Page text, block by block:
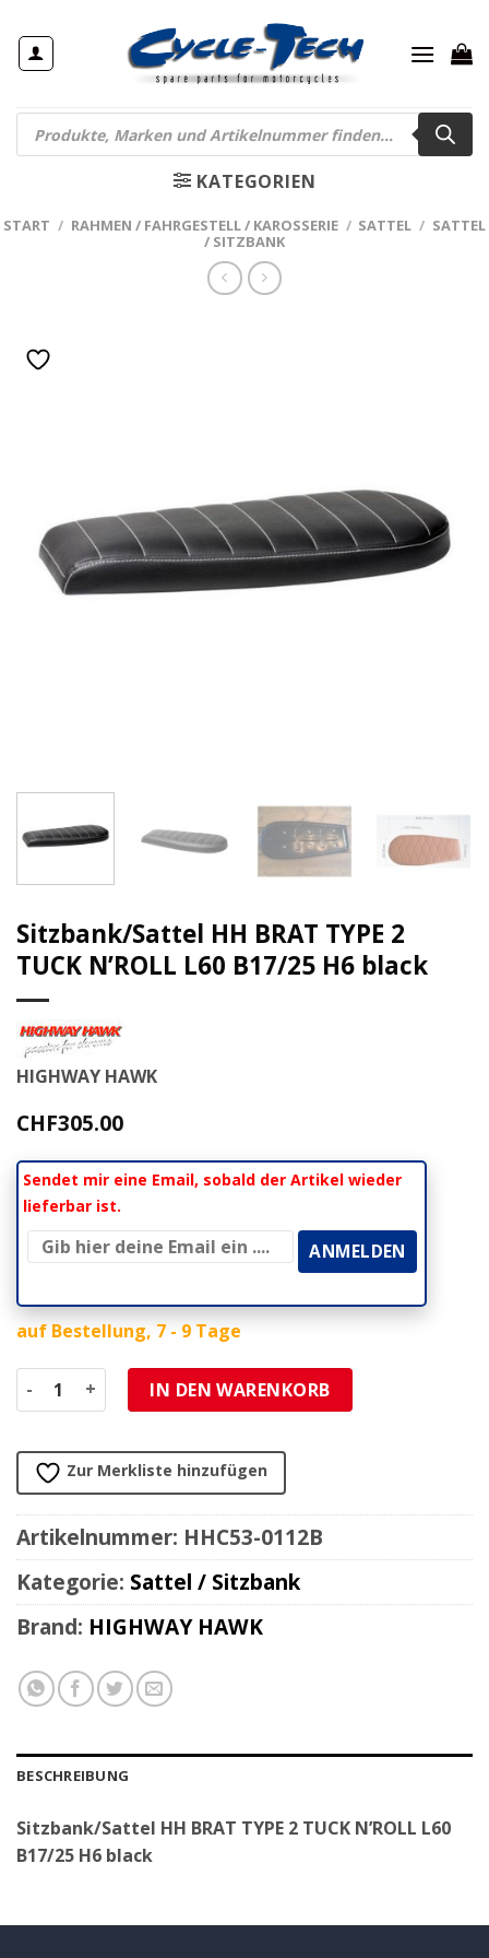
Inhalt
springen
Products
search
KATEGORIEN
START / RAHMEN / FAHRGESTELL / KAROSSERIE / SATTEL / SATTEL
/ SITZBANK
Sitzbank/Sattel HH BRAT TYPE 2
TUCK N’ROLL L60 B17/25 H6 black
HIGHWAY HAWK
CHF305.00
Sendet mir eine Email, sobald der Artikel wieder
lieferbar ist.
auf Bestellung, 7 - 9 Tage
Sitzbank/Sattel HH BRAT TYPE 2 TUCK N'ROLL L60 B17/25
IN DEN WARENKORB
Zur Merkliste hinzufügen
Artikelnummer: HHC53-0112B
Kategorie: Sattel / Sitzbank
Brand: HIGHWAY HAWK
BESCHREIBUNG
Sitzbank/Sattel HH BRAT TYPE 2 TUCK N’ROLL L60
B17/25 H6 black